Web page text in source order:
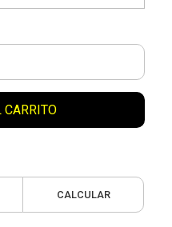
CARRITO
CALCULAR